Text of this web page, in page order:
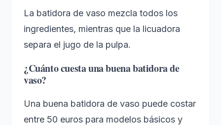
La batidora de vaso mezcla todos los
ingredientes, mientras que la licuadora
separa el jugo de la pulpa.
¿Cuánto cuesta una buena batidora de
vaso?
Una buena batidora de vaso puede costar
entre 50 euros para modelos básicos y